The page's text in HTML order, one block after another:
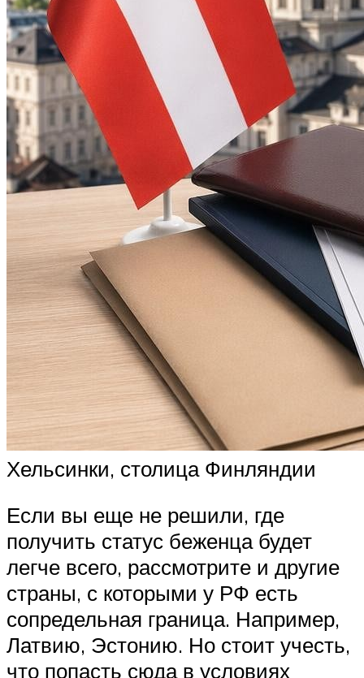
Хельсинки, столица Финляндии
Если вы еще не решили, где
получить статус беженца будет
легче всего, рассмотрите и другие
страны, с которыми у РФ есть
сопредельная граница. Например,
Латвию, Эстонию. Но стоит учесть,
что попасть сюда в условиях